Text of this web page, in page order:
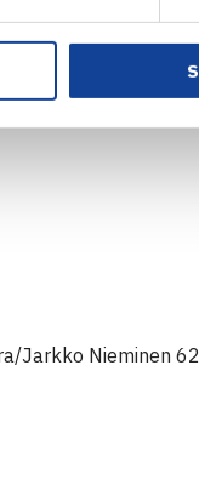
Slovenian,
Jarkko Nieminen